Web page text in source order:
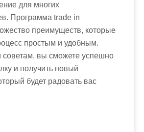
для многих
Программа trade in
преимуществ, которые
простым и удобным.
вы сможете успешно
и получить новый
будет радовать вас